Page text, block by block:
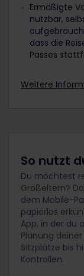
Ermäßigte
nutzbar,
dass die
Passes
Weitere
So nutzt
Du möchtest
Großeltern?
dem Mobile-
papierlos
App, in der du
Planung
Sitzplätze bis
Kontrollen.